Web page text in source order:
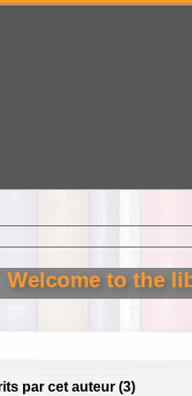
Welcome to the
par cet auteur (3)